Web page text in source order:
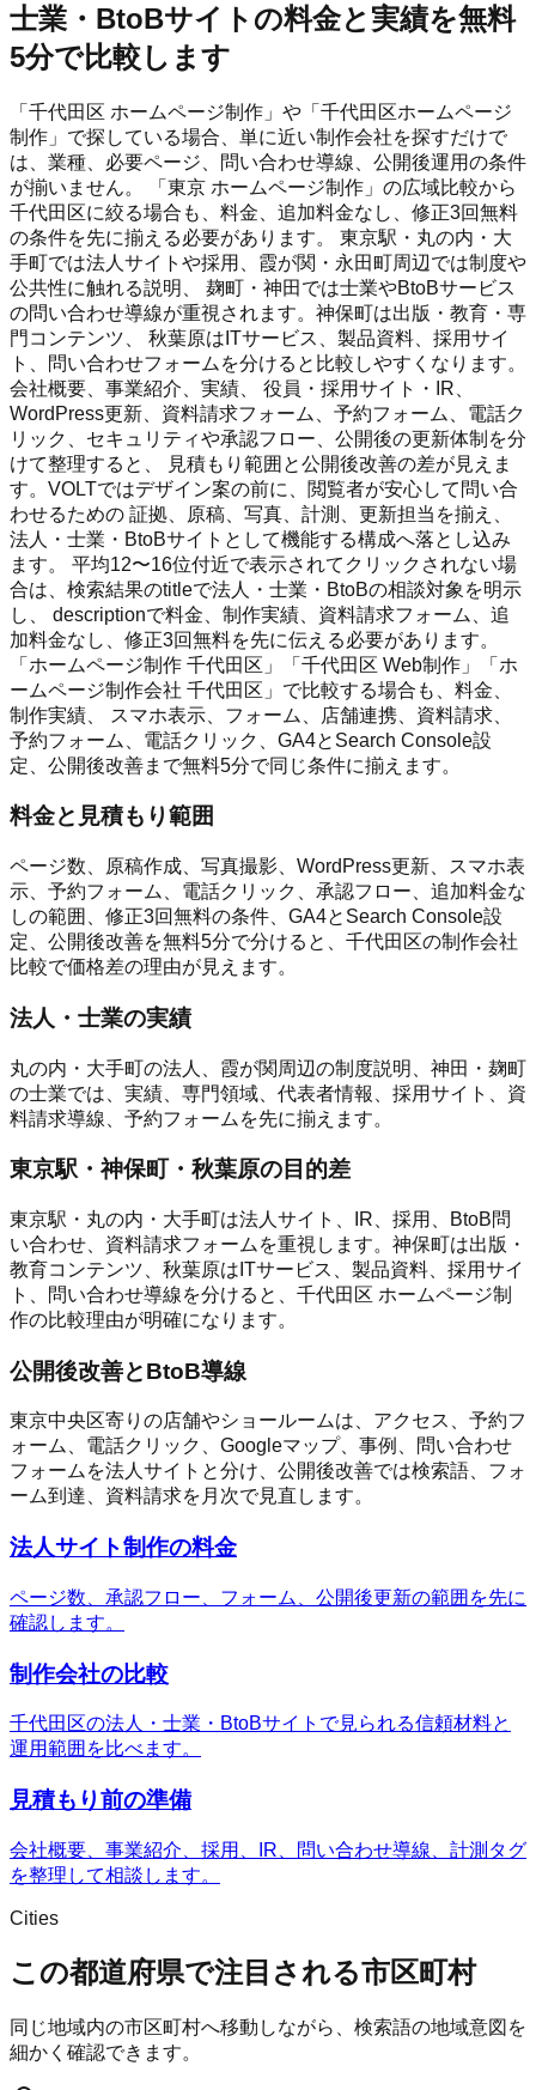
士業・BtoBサイトの料金と実績を無料
5分で比較します
「千代田区 ホームページ制作」や「千代田区ホームページ
制作」で探している場合、単に近い制作会社を探すだけで
は、業種、必要ページ、問い合わせ導線、公開後運用の条件
が揃いません。 「東京 ホームページ制作」の広域比較から
千代田区に絞る場合も、料金、追加料金なし、修正3回無料
の条件を先に揃える必要があります。 東京駅・丸の内・大
手町では法人サイトや採用、霞が関・永田町周辺では制度や
公共性に触れる説明、 麹町・神田では士業やBtoBサービス
の問い合わせ導線が重視されます。神保町は出版・教育・専
門コンテンツ、 秋葉原はITサービス、製品資料、採用サイ
ト、問い合わせフォームを分けると比較しやすくなります。
会社概要、事業紹介、実績、 役員・採用サイト・IR、
WordPress更新、資料請求フォーム、予約フォーム、電話ク
リック、セキュリティや承認フロー、公開後の更新体制を分
けて整理すると、 見積もり範囲と公開後改善の差が見えま
す。VOLTではデザイン案の前に、閲覧者が安心して問い合
わせるための 証拠、原稿、写真、計測、更新担当を揃え、
法人・士業・BtoBサイトとして機能する構成へ落とし込み
ます。 平均12〜16位付近で表示されてクリックされない場
合は、検索結果のtitleで法人・士業・BtoBの相談対象を明示
し、 descriptionで料金、制作実績、資料請求フォーム、追
加料金なし、修正3回無料を先に伝える必要があります。
「ホームページ制作 千代田区」「千代田区 Web制作」「ホ
ームページ制作会社 千代田区」で比較する場合も、料金、
制作実績、 スマホ表示、フォーム、店舗連携、資料請求、
予約フォーム、電話クリック、GA4とSearch Console設
定、公開後改善まで無料5分で同じ条件に揃えます。
料金と見積もり範囲
ページ数、原稿作成、写真撮影、WordPress更新、スマホ表
示、予約フォーム、電話クリック、承認フロー、追加料金な
しの範囲、修正3回無料の条件、GA4とSearch Console設
定、公開後改善を無料5分で分けると、千代田区の制作会社
比較で価格差の理由が見えます。
法人・士業の実績
丸の内・大手町の法人、霞が関周辺の制度説明、神田・麹町
の士業では、実績、専門領域、代表者情報、採用サイト、資
料請求導線、予約フォームを先に揃えます。
東京駅・神保町・秋葉原の目的差
東京駅・丸の内・大手町は法人サイト、IR、採用、BtoB問
い合わせ、資料請求フォームを重視します。神保町は出版・
教育コンテンツ、秋葉原はITサービス、製品資料、採用サイ
ト、問い合わせ導線を分けると、千代田区 ホームページ制
作の比較理由が明確になります。
公開後改善とBtoB導線
東京中央区寄りの店舗やショールームは、アクセス、予約フ
ォーム、電話クリック、Googleマップ、事例、問い合わせ
フォームを法人サイトと分け、公開後改善では検索語、フォ
ーム到達、資料請求を月次で見直します。
法人サイト制作の料金
ページ数、承認フロー、フォーム、公開後更新の範囲を先に
確認します。
制作会社の比較
千代田区の法人・士業・BtoBサイトで見られる信頼材料と
運用範囲を比べます。
見積もり前の準備
会社概要、事業紹介、採用、IR、問い合わせ導線、計測タグ
を整理して相談します。
Cities
この都道府県で注目される市区町村
同じ地域内の市区町村へ移動しながら、検索語の地域意図を
細かく確認できます。